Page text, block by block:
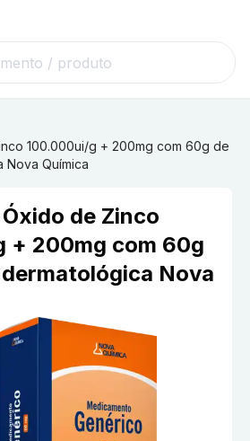
100.000ui/g + 200mg com 60g de
Nova Química
de Zinco
+ 200mg com 60g
Nova